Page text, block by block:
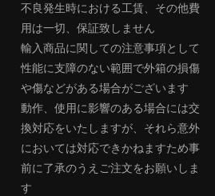
不良発生時における工賃、その他費
用は一切、保証致しません
輸入商品に関しての注意事項として
性能に支障のない範囲で外箱の損傷
や傷などがある場合がございます
動作、使用に影響のある場合には交
換対応をいたしますが、それら意外
においては対応できかねますため事
前に了承のうえご注文をお願いしま
す